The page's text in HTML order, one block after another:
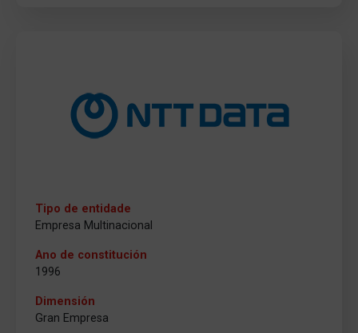
Tipo de entidade
Empresa Multinacional
Ano de constitución
1996
Dimensión
Gran Empresa